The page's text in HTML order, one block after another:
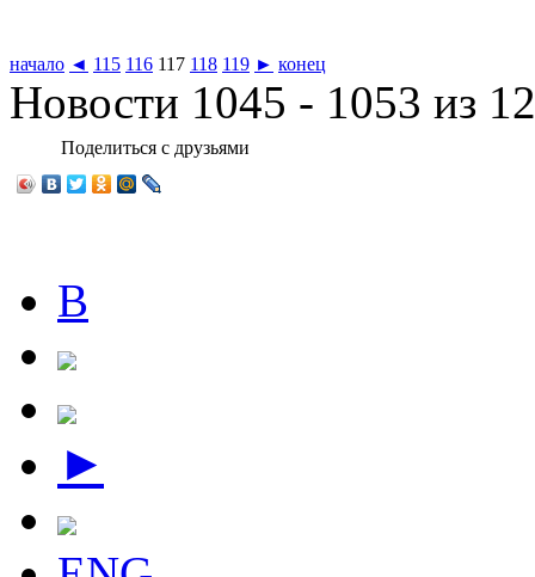
начало ◄ 115 116 117 118 119 ► конец
Новости 1045 - 1053 из
Поделиться с друзьями
В
►